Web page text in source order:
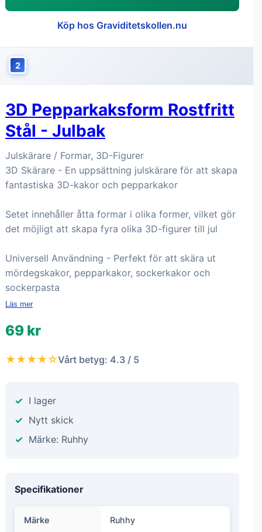
Köp hos Graviditetskollen.nu
2
3D Pepparkaksform Rostfritt
Stål - Julbak
Julskärare / Formar, 3D-Figurer
3D Skärare - En uppsättning julskärare för att skapa
fantastiska 3D-kakor och pepparkakor
Setet innehåller åtta formar i olika former, vilket gör
det möjligt att skapa fyra olika 3D-figurer till jul
Universell Användning - Perfekt för att skära ut
mördegskakor, pepparkakor, sockerkakor och
sockerpasta
Läs mer
69 kr
★★★★☆Vårt betyg: 4.3 / 5
I lager
Nytt skick
Märke: Ruhhy
Specifikationer
Märke Ruhhy